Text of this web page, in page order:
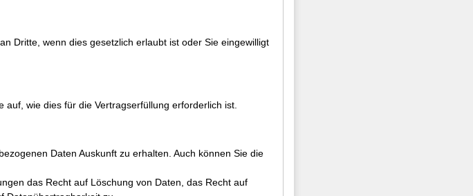
Dritte, wenn dies gesetzlich erlaubt ist oder Sie eingewilligt
wie dies für die Vertragserfüllung erforderlich ist.
Daten Auskunft zu erhalten. Auch können Sie die
das Recht auf Löschung von Daten, das Recht auf